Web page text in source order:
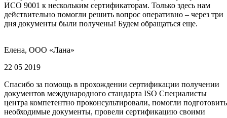
ИСО 9001 к нескольким сертификаторам. Только здесь нам
действительно помогли решить вопрос оперативно – через три
дня документы были получены! Будем обращаться еще.
Елена, ООО «Лана»
22 05 2019
Спасибо за помощь в прохождении сертификации получении
документов международного стандарта ISO Специалисты
центра компетентно проконсультировали, помогли подготовить
необходимые документы, провели сертификацию своими